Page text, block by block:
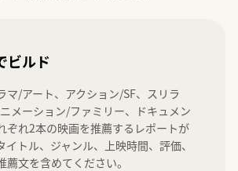
ビルド
マ/アート、アクション/SF、スリラ
メーション/ファミリー、ドキュメン
ぞれ2本の映画を推薦するレポートが
イトル、ジャンル、上映時間、評価、
薦文を含めてください。